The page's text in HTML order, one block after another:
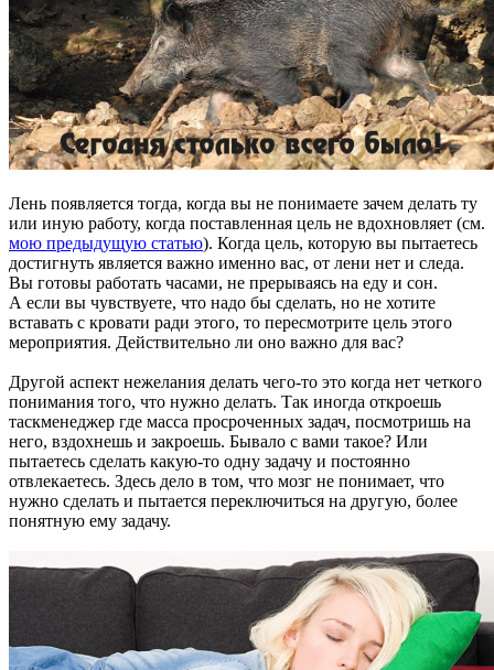
Лень появляется тогда, когда вы не понимаете зачем делать ту
или иную работу, когда поставленная цель не вдохновляет (см.
мою предыдущую статью). Когда цель, которую вы пытаетесь
достигнуть является важно именно вас, от лени нет и следа.
Вы готовы работать часами, не прерываясь на еду и сон.
А если вы чувствуете, что надо бы сделать, но не хотите
вставать с кровати ради этого, то пересмотрите цель этого
мероприятия. Действительно ли оно важно для вас?
Другой аспект нежелания делать чего-то это когда нет четкого
понимания того, что нужно делать. Так иногда откроешь
таскменеджер где масса просроченных задач, посмотришь на
него, вздохнешь и закроешь. Бывало с вами такое? Или
пытаетесь сделать какую-то одну задачу и постоянно
отвлекаетесь. Здесь дело в том, что мозг не понимает, что
нужно сделать и пытается переключиться на другую, более
понятную ему задачу.